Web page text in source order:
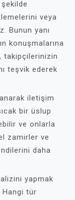
veya
Bunun yanı
konuşmalarına
takipçilerinizin
teşvik ederek
iletişim
bir üslup
ve onlarla
zamirler ve
daha
yapmak
Hangi tür